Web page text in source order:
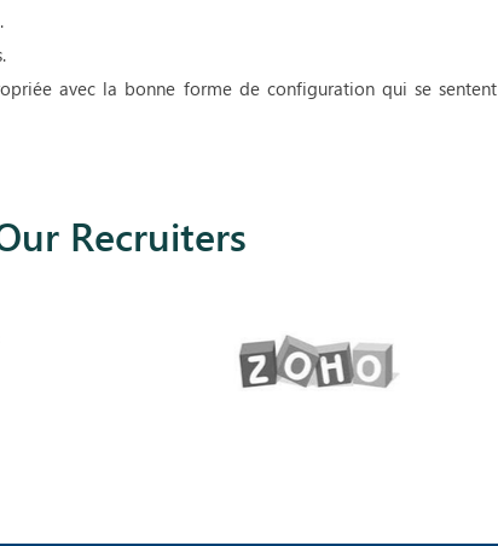
avec la bonne forme de configuration qui se sentent
Recruiters